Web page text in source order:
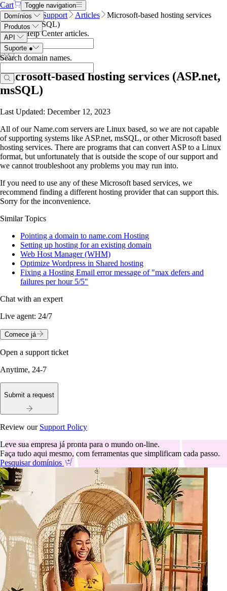
Cart
Toggle navigation
Domínios
Produtos
API
Suporte ●
Search domain names.
Name.com Support Articles
Microsoft-based hosting services
(ASP.net, msSQL)
Search Help Center articles.
Microsoft-based hosting services (ASP.net,
msSQL)
Last Updated: December 12, 2023
All of our Name.com servers are Linux based, so we are not capable
of supporting systems like ASP.net, msSQL, or other Microsoft based
hosting services. There are programs that can convert ASP to a Linux
format, but unfortunately that is outside the scope of our support and
we cannot troubleshoot any problems you may run into.
If you need to use any of these Microsoft based services, we
recommend finding a different hosting provider that can support this.
Sorry for the inconvenience.
Similar Topics
Pointing a domain to name.com Hosting
Setting up hosting for an existing domain
Web Host Manager (WHM)
Optimize Wordpress in Shared hosting
Fixing a Hosting Email error message of "max defers and
failures per hour 5/5"
Chat with an expert
Live agent: 24/7
Comece já
Open a support ticket
Anytime, 24-7
Submit a request
Review our Support Policy
Leve sua empresa já pronta para o mundo on-line.
Faça tudo aqui mesmo, com ferramentas que simplificam cada passo.
Pesquisar domínios